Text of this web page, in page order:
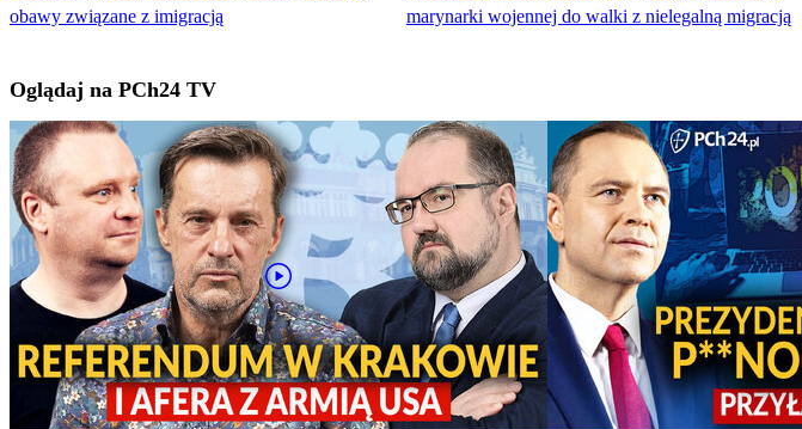
obawy związane z imigracją
marynarki wojennej do walki z nielegalną migracją
Oglądaj na PCh24 TV